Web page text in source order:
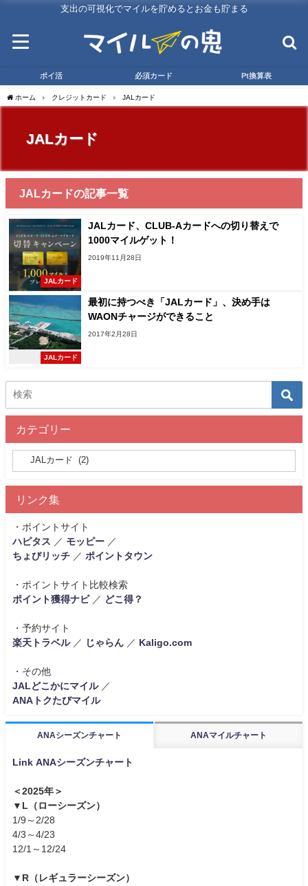
支出の可視化でマイルを貯めるとお金も貯まる
ポイ活 必須カード Pt換算表
ホーム クレジットカード JALカード
JALカード
JALカードの記事一覧
JALカード
JALカード、CLUB-Aカードへの切り替えで
1000マイルゲット！
2019年11月28日
JALカード
最初に持つべき「JALカード」、決め手は
WAONチャージができること
2017年2月28日
カテゴリー
リンク集
・ポイントサイト
ハピタス
／ モッピー ／
ちょびリッチ ／ ポイントタウン
・ポイントサイト比較検索
ポイント獲得ナビ／ どこ得？
・予約サイト
楽天トラベル／ じゃらん ／ Kaligo.com
・その他
JALどこかにマイル／
ANAトクたびマイル
ANAシーズンチャート ANAマイルチャート
Link ANAシーズンチャート
＜2025年＞
▼L（ローシーズン）
1/9～2/28
4/3～4/23
12/1～12/24
▼R（レギュラーシーズン）